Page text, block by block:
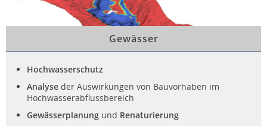
Gewässer
Hochwasserschutz
Analyse der Auswirkungen von Bauvorhaben im
Hochwasserabflussbereich
Gewässerplanung und Renaturierung